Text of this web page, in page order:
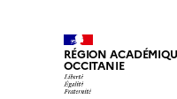
RÉGION
OCCITANIE